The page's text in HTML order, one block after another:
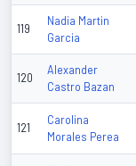
119
Nadia Martin
Garcia
120
Alexander
Castro Bazan
121
Carolina
Morales Perea